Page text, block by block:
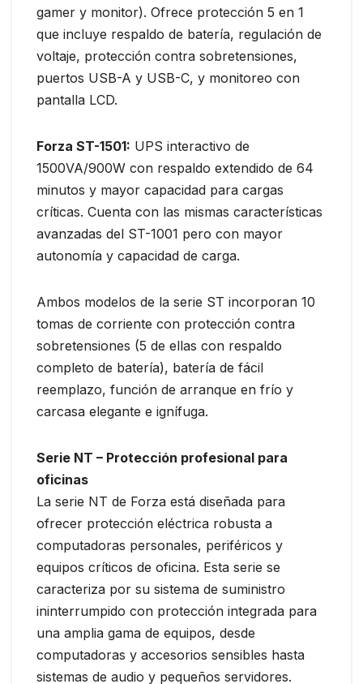
gamer y monitor). Ofrece protección 5 en 1
que incluye respaldo de batería, regulación de
voltaje, protección contra sobretensiones,
puertos USB-A y USB-C, y monitoreo con
pantalla LCD.
Forza ST-1501: UPS interactivo de
1500VA/900W con respaldo extendido de 64
minutos y mayor capacidad para cargas
críticas. Cuenta con las mismas características
avanzadas del ST-1001 pero con mayor
autonomía y capacidad de carga.
Ambos modelos de la serie ST incorporan 10
tomas de corriente con protección contra
sobretensiones (5 de ellas con respaldo
completo de batería), batería de fácil
reemplazo, función de arranque en frío y
carcasa elegante e ignífuga.
Serie NT – Protección profesional para
oficinas
La serie NT de Forza está diseñada para
ofrecer protección eléctrica robusta a
computadoras personales, periféricos y
equipos críticos de oficina. Esta serie se
caracteriza por su sistema de suministro
ininterrumpido con protección integrada para
una amplia gama de equipos, desde
computadoras y accesorios sensibles hasta
sistemas de audio y pequeños servidores.